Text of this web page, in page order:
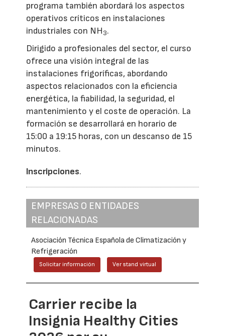
programa también abordará los aspectos
operativos críticos en instalaciones
industriales con NH3.
Dirigido a profesionales del sector, el curso
ofrece una visión integral de las
instalaciones frigoríficas, abordando
aspectos relacionados con la eficiencia
energética, la fiabilidad, la seguridad, el
mantenimiento y el coste de operación. La
formación se desarrollará en horario de
15:00 a 19:15 horas, con un descanso de 15
minutos.
Inscripciones.
EMPRESAS O ENTIDADES
RELACIONADAS
Asociación Técnica Española de Climatización y
Refrigeración
Solicitar información Ver stand virtual
Carrier recibe la
Insignia Healthy Cities